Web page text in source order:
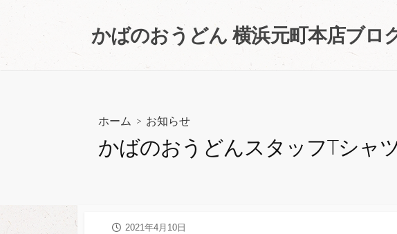
ン
かばのおうどん 横浜元町本店ブロ
ホーム > お知らせ
かばのおうどんスタッフTシャ
公
2021年4月10日